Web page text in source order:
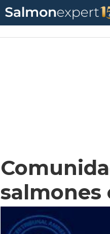
salmones